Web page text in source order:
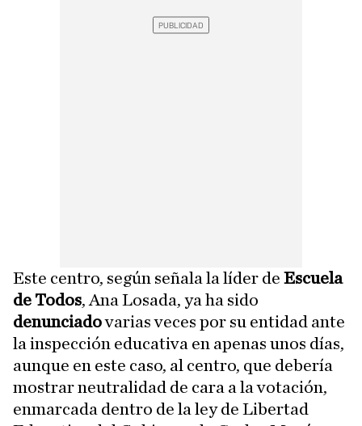
Este centro, según señala la líder de Escuela
de Todos, Ana Losada, ya ha sido
denunciadovarias veces por su entidad ante
la inspección educativa en apenas unos días,
aunque en este caso, al centro, que debería
mostrar neutralidad de cara a la votación,
enmarcada dentro de la ley de Libertad